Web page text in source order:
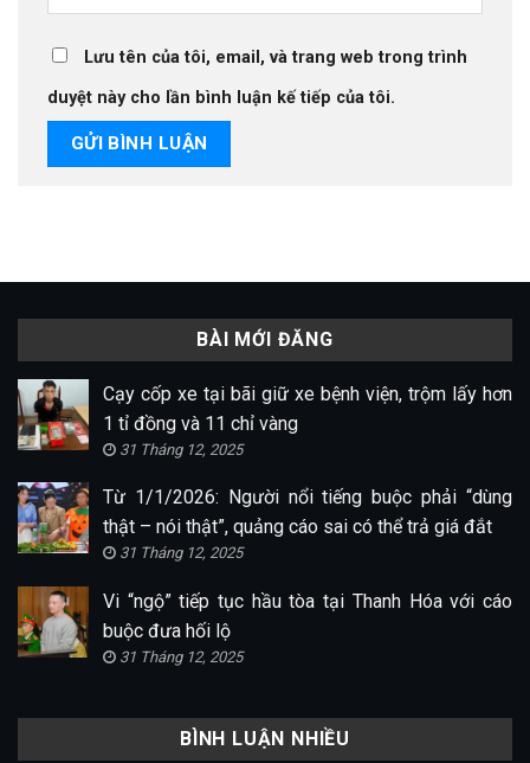
Lưu tên của tôi, email, và trang web trong trình
duyệt này cho lần bình luận kế tiếp của tôi.
BÀI MỚI ĐĂNG
Cạy cốp xe tại bãi giữ xe bệnh viện, trộm lấy hơn
1 tỉ đồng và 11 chỉ vàng
31 Tháng 12, 2025
Từ 1/1/2026: Người nổi tiếng buộc phải “dùng
thật – nói thật”, quảng cáo sai có thể trả giá đắt
31 Tháng 12, 2025
Vi “ngộ” tiếp tục hầu tòa tại Thanh Hóa với cáo
buộc đưa hối lộ
31 Tháng 12, 2025
BÌNH LUẬN NHIỀU